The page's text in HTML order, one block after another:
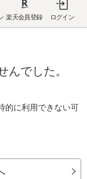
楽天会員登録 ログイン
んでした。
的に利用できない可